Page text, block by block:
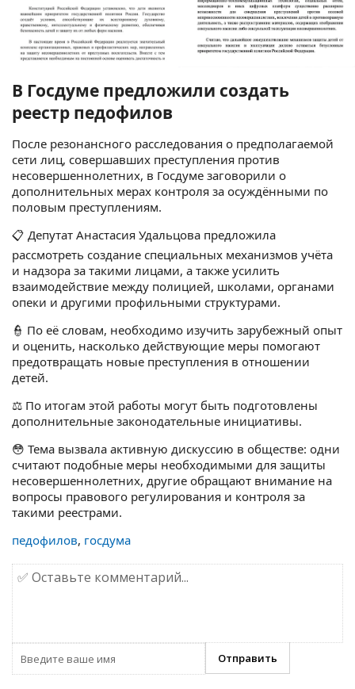
В Госдуме предложили создать
реестр педофилов
После резонансного расследования о предполагаемой
сети лиц, совершавших преступления против
несовершеннолетних, в Госдуме заговорили о
дополнительных мерах контроля за осуждёнными по
половым преступлениям.
📋 Депутат Анастасия Удальцова предложила
рассмотреть создание специальных механизмов учёта
и надзора за такими лицами, а также усилить
взаимодействие между полицией, школами, органами
опеки и другими профильными структурами.
👮 По её словам, необходимо изучить зарубежный опыт
и оценить, насколько действующие меры помогают
предотвращать новые преступления в отношении
детей.
⚖️ По итогам этой работы могут быть подготовлены
дополнительные законодательные инициативы.
😳 Тема вызвала активную дискуссию в обществе: одни
считают подобные меры необходимыми для защиты
несовершеннолетних, другие обращают внимание на
вопросы правового регулирования и контроля за
такими реестрами.
педофилов, госдума